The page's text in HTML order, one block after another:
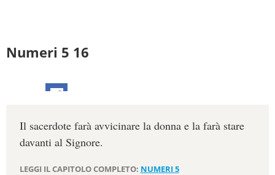
Numeri 5 16
Il sacerdote farà avvicinare la donna e la farà stare
davanti al Signore.
LEGGI IL CAPITOLO COMPLETO: NUMERI 5